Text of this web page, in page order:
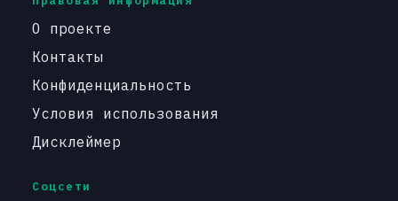
О проекте
Контакты
Конфиденциальность
Условия использования
Дисклеймер
Соцсети